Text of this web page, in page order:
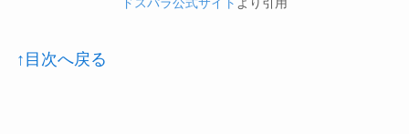
ドスパラ公式サイト より引用
↑目次へ戻る